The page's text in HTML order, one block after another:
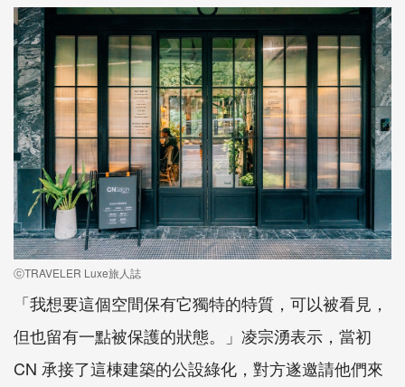
ⓒTRAVELER Luxe旅人誌
「我想要這個空間保有它獨特的特質，可以被看見，
但也留有一點被保護的狀態。」凌宗湧表示，當初
CN 承接了這棟建築的公設綠化，對方遂邀請他們來